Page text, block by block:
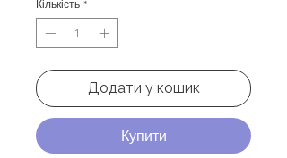
Кількість *
Додати у кошик
Купити